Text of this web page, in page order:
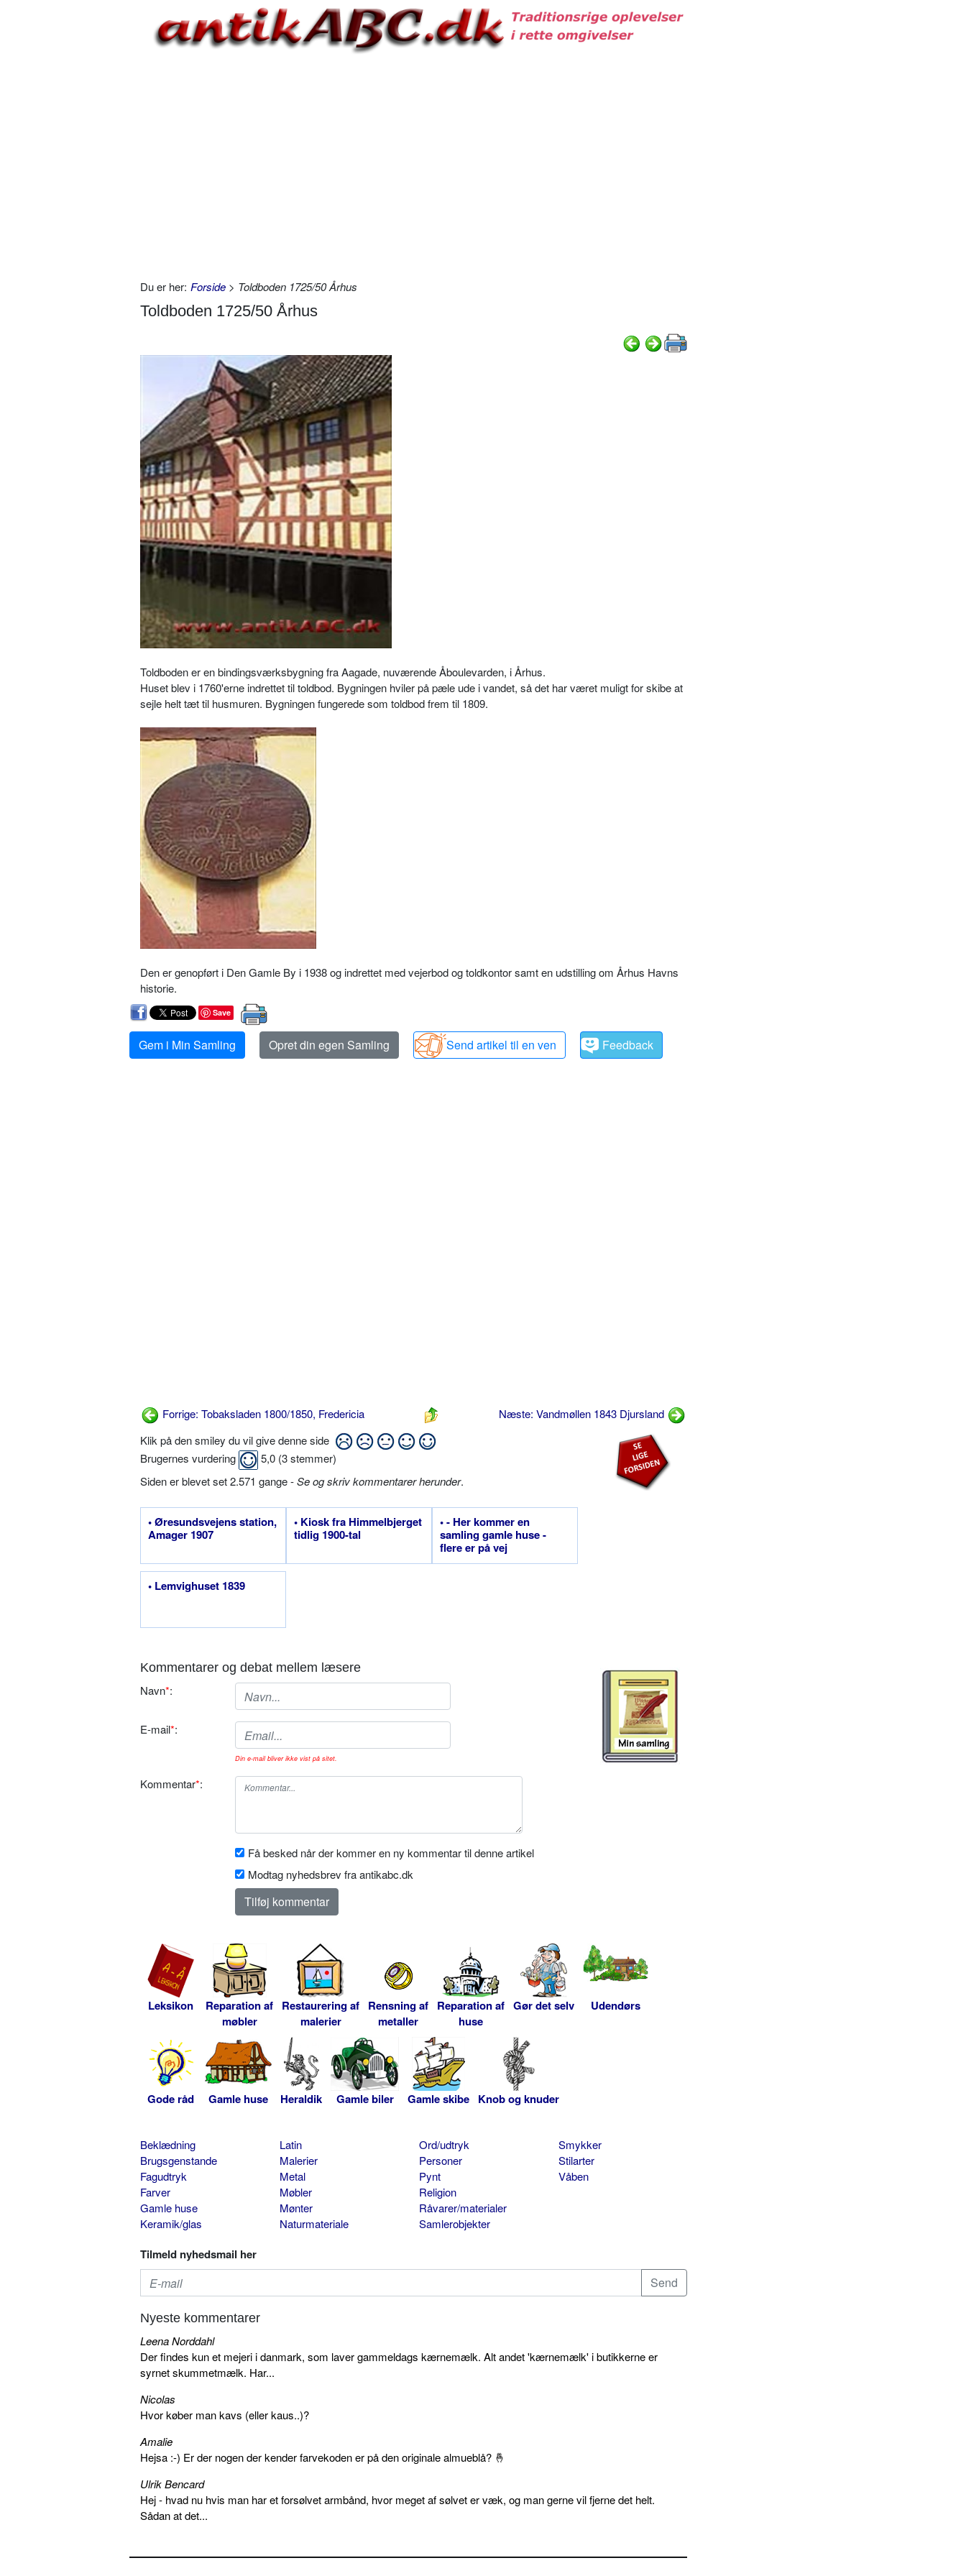
Du er her: Forside > Toldboden 1725/50 Århus
Toldboden 1725/50 Århus
Toldboden er en bindingsværksbygning fra Aagade, nuværende Åboulevarden, i Århus.
Huset blev i 1760'erne indrettet til toldbod. Bygningen hviler på pæle ude i vandet, så det har været muligt for skibe at
sejle helt tæt til husmuren. Bygningen fungerede som toldbod frem til 1809.
Den er genopført i Den Gamle By i 1938 og indrettet med vejerbod og toldkontor samt en udstilling om Århus Havns
historie.
Save
Gem i Min Samling Opret din egen Samling Send artikel til en ven Feedback
Forrige: Tobaksladen 1800/1850, Fredericia
Næste: Vandmøllen 1843 Djursland
Klik på den smiley du vil give denne side
Brugernes vurdering
5,0 (3stemmer)
Siden er blevet set 2.571 gange -Se og skriv kommentarer herunder.
• Øresundsvejens station,
Amager 1907
• Kiosk fra Himmelbjerget
tidlig 1900-tal
• - Her kommer en
samling gamle huse -
flere er på vej
• Lemvighuset 1839
Kommentarer og debat mellem læsere
Navn*:
E-mail*:
Din e-mail bliver ikke vist på sitet.
Kommentar*:
Få besked når der kommer en ny kommentar til denne artikel
Modtag nyhedsbrev fra antikabc.dk
Leksikon
Reparation af
møbler
Restaurering af
malerier
Rensning af
metaller
Reparation af
huse
Gør det selv Udendørs
Gode råd Gamle huse Heraldik Gamle biler Gamle skibe Knob og knuder
Beklædning
Brugsgenstande
Fagudtryk
Farver
Gamle huse
Keramik/glas
Latin
Malerier
Metal
Møbler
Mønter
Naturmateriale
Ord/udtryk
Personer
Pynt
Religion
Råvarer/materialer
Samlerobjekter
Smykker
Stilarter
Våben
Tilmeld nyhedsmail her
Nyeste kommentarer
Leena Norddahl
Der findes kun et mejeri i danmark, som laver gammeldags kærnemælk. Alt andet 'kærnemælk' i butikkerne er
syrnet skummetmælk. Har...
Nicolas
Hvor køber man kavs (eller kaus..)?
Amalie
Hejsa :-) Er der nogen der kender farvekoden er på den originale almueblå? 🤞
Ulrik Bencard
Hej - hvad nu hvis man har et forsølvet armbånd, hvor meget af sølvet er væk, og man gerne vil fjerne det helt.
Sådan at det...